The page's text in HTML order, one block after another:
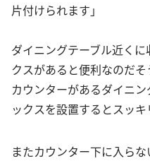
片付けられます」
ダイニングテーブル近く
クスがあると便利なのだそ
カウンターがあるダイニ
ックスを設置するとスッキ
またカウンター下に入らな